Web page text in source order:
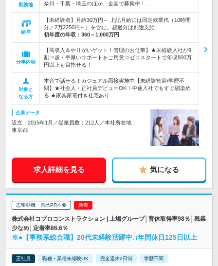
勤務地
奈川・千葉・埼玉のほか、全国で募集中！…
給与
【未経験者】月給30万円～ 上記月給には固定残業代（10時間
分／2万2250円～）を含む。超過分は別途支給…
初年度の年収： 360～1,000万円
仕事内容
【高収入＆やりがいゲット！管理のお仕事】★未経験入社が9
割⇒超・手厚いサポートをご用意⇒ゼロスタートで年収800万
円以上も目指せる！
対象と
なる方
本音で話せる！カジュアル面接実施中【未経験歓迎/学歴不
問】★社会人・正社員デビューOK！中途入社でもすぐ馴染め
る ★家具家電付き社宅あり
企業データ
設立：2015年1月／従業員数：212人／本社所在地：
東京都
求人詳細を見る 気になる
志望動機・自己PR不要
株式会社コプロコンストラクション | 上場グループ│育休取得率98％│残業
少なめ│定着率86.6％
※●【事務系総合職】20代未経験活躍中♪/年間休日125日以上
正社員 職種・業種未経験OK 完全週休2日制 学歴不問